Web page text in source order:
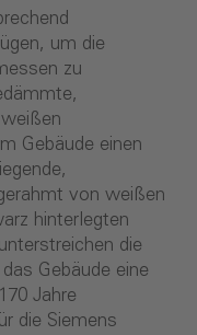
um die
zu
Gebäude einen
von weißen
hinterlegten
die
Gebäude eine
Jahre
die Siemens